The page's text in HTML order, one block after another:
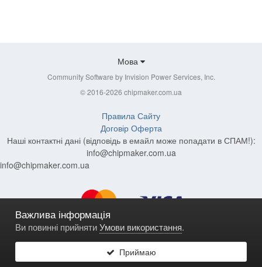
Мова
Community Software by Invision Power Services, Inc.
© 2016-2026 chipmaker.com.ua
Важлива інформація
Ви повинні прийнятиУмови використання.
Приймаю
Правила Сайту
Договір Оферта
Наші контактні дані (відповідь в емайл може попадати в СПАМ!):
info@chipmaker.com.ua
info@chipmaker.com.ua